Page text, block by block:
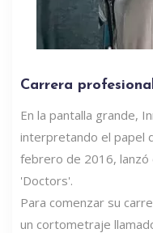
Carrera
En la pantalla grande,
interpretando el papel
febrero de 2016, lanzó
'Doctors'.
Para comenzar su
un cortometraje